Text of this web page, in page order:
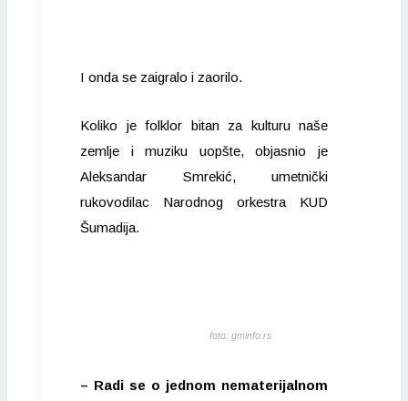
I onda se zaigralo i zaorilo.
Koliko je folklor bitan za kulturu naše
zemlje i muziku uopšte, objasnio je
Aleksandar Smrekić, umetnički
rukovodilac Narodnog orkestra KUD
Šumadija.
foto: gminfo.rs
– Radi se o jednom nematerijalnom